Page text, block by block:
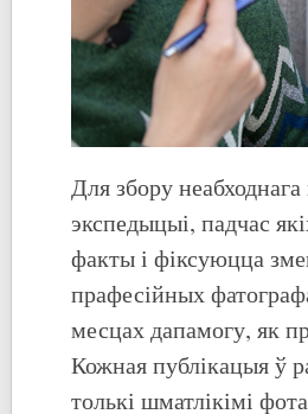
Для збору
экспедыцыі, падчас
факты і фіксуюцца
прафесійных
месцах дапамогу, як
Кожная публікацыя ў
толькі шматлікімі